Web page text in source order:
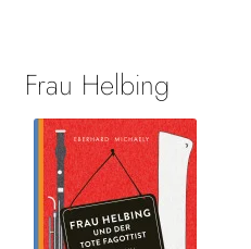
Frau Helbing